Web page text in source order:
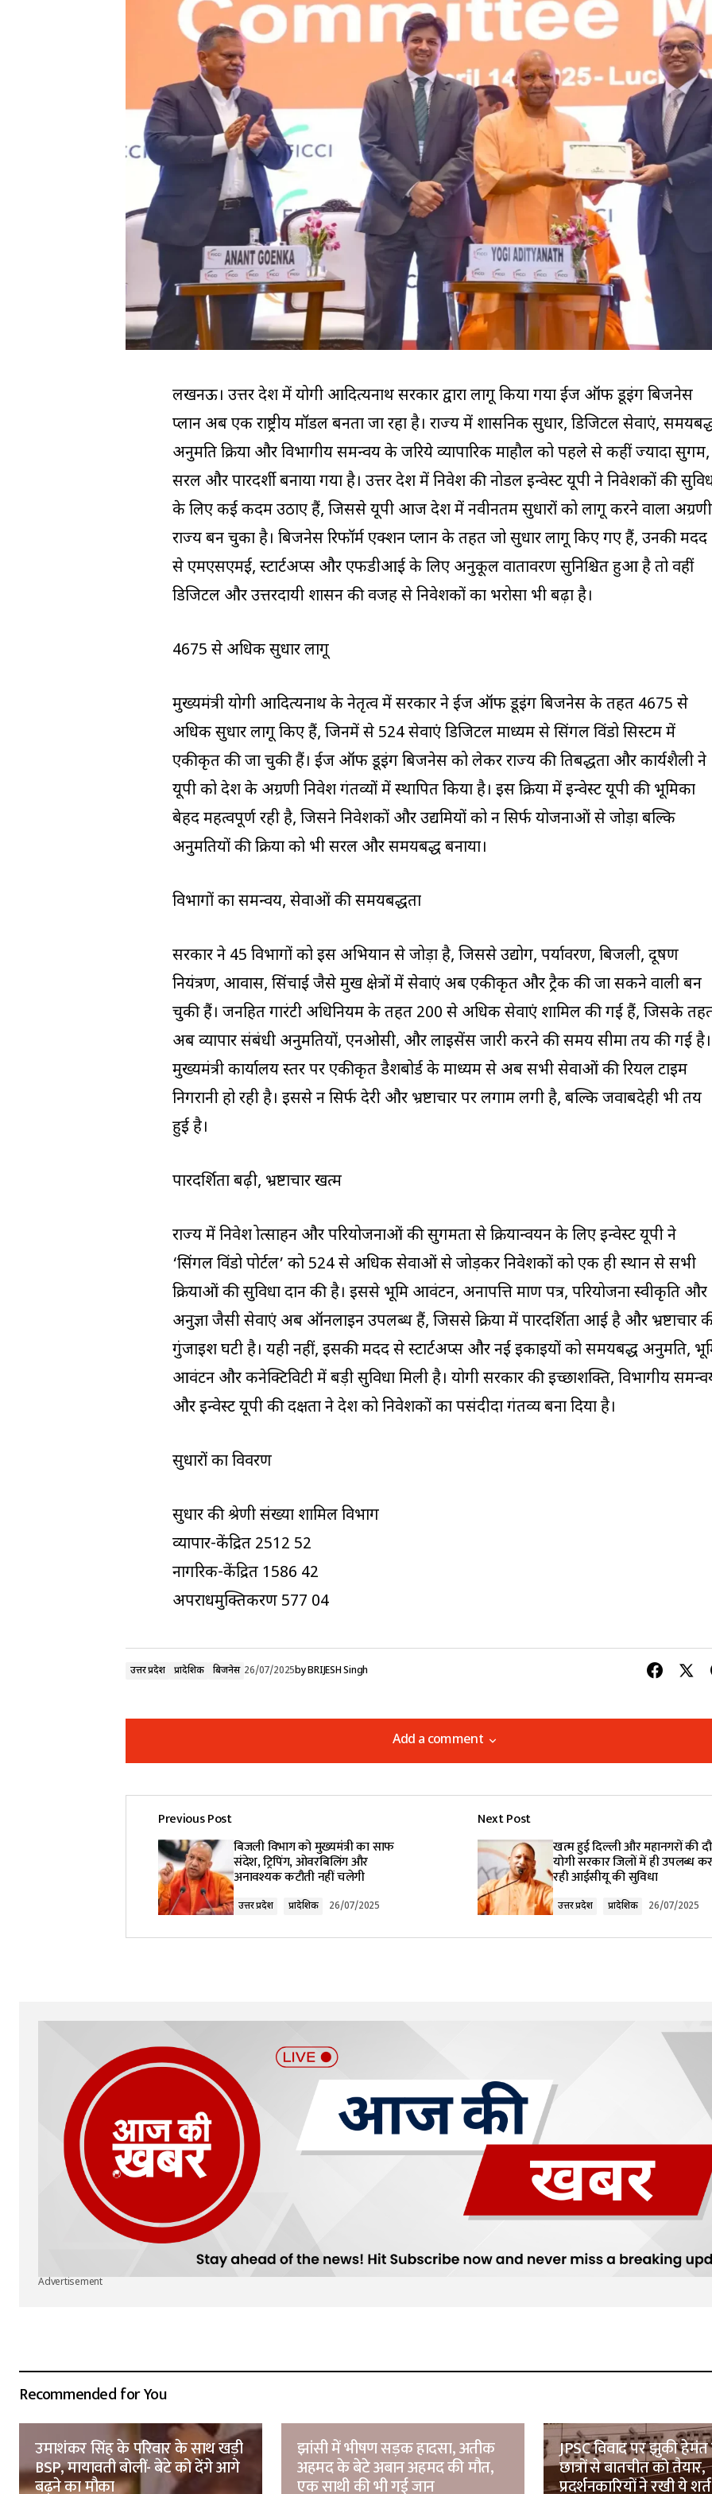
लखनऊ। उत्तर प्रदेश में योगी आदित्यनाथ सरकार द्वारा लागू किया गया ईज ऑफ डूइंग बिजनेस
प्लान अब एक राष्ट्रीय मॉडल बनता जा रहा है। राज्य में प्रशासनिक सुधार, डिजिटल सेवाएं,
अनुमति प्रक्रिया और विभागीय समन्वय के जरिये व्यापारिक माहौल को पहले से कहीं ज्यादा सुगम,
सरल और पारदर्शी बनाया गया है। उत्तर प्रदेश में निवेश की नोडल इन्वेस्ट यूपी ने निवेशकों की
के लिए कई कदम उठाए हैं, जिससे यूपी आज देश में नवीनतम सुधारों को लागू करने वाला अग्रणी
राज्य बन चुका है। बिजनेस रिफॉर्म एक्शन प्लान के तहत जो सुधार लागू किए गए हैं, उनकी मदद
से एमएसएमई, स्टार्टअप्स और एफडीआई के लिए अनुकूल वातावरण सुनिश्चित हुआ है तो वहीं
डिजिटल और उत्तरदायी प्रशासन की वजह से निवेशकों का भरोसा भी बढ़ा है।
4675 से अधिक सुधार लागू
मुख्यमंत्री योगी आदित्यनाथ के नेतृत्व में सरकार ने ईज ऑफ डूइंग बिजनेस के तहत 4675 से
अधिक सुधार लागू किए हैं, जिनमें से 524 सेवाएं डिजिटल माध्यम से सिंगल विंडो सिस्टम में
एकीकृत की जा चुकी हैं। ईज ऑफ डूइंग बिजनेस को लेकर राज्य की प्रतिबद्धता और कार्यशैली ने
यूपी को देश के अग्रणी निवेश गंतव्यों में स्थापित किया है। इस प्रक्रिया में इन्वेस्ट यूपी की भूमिका
बेहद महत्वपूर्ण रही है, जिसने निवेशकों और उद्यमियों को न सिर्फ योजनाओं से जोड़ा बल्कि
अनुमतियों की प्रक्रिया को भी सरल और समयबद्ध बनाया।
विभागों का समन्वय, सेवाओं की समयबद्धता
सरकार ने 45 विभागों को इस अभियान से जोड़ा है, जिससे उद्योग, पर्यावरण, बिजली, प्रदूषण
नियंत्रण, आवास, सिंचाई जैसे प्रमुख क्षेत्रों में सेवाएं अब एकीकृत और ट्रैक की जा सकने वाली बन
चुकी हैं। जनहित गारंटी अधिनियम के तहत 200 से अधिक सेवाएं शामिल की गई हैं, जिसके
अब व्यापार संबंधी अनुमतियों, एनओसी, और लाइसेंस जारी करने की समय सीमा तय की गई है।
मुख्यमंत्री कार्यालय स्तर पर एकीकृत डैशबोर्ड के माध्यम से अब सभी सेवाओं की रियल टाइम
निगरानी हो रही है। इससे न सिर्फ देरी और भ्रष्टाचार पर लगाम लगी है, बल्कि जवाबदेही भी तय
हुई है।
पारदर्शिता बढ़ी, भ्रष्टाचार खत्म
राज्य में निवेश प्रोत्साहन और परियोजनाओं की सुगमता से क्रियान्वयन के लिए इन्वेस्ट यूपी ने
‘सिंगल विंडो पोर्टल’ को 524 से अधिक सेवाओं से जोड़कर निवेशकों को एक ही स्थान से सभी
प्रक्रियाओं की सुविधा प्रदान की है। इससे भूमि आवंटन, अनापत्ति प्रमाण पत्र, परियोजना स्वीकृति और
अनुज्ञा जैसी सेवाएं अब ऑनलाइन उपलब्ध हैं, जिससे प्रक्रिया में पारदर्शिता आई है और भ्रष्टाचार
गुंजाइश घटी है। यही नहीं, इसकी मदद से स्टार्टअप्स और नई इकाइयों को समयबद्ध अनुमति,
आवंटन और कनेक्टिविटी में बड़ी सुविधा मिली है। योगी सरकार की इच्छाशक्ति, विभागीय
और इन्वेस्ट यूपी की दक्षता ने प्रदेश को निवेशकों का पसंदीदा गंतव्य बना दिया है।
सुधारों का विवरण
सुधार की श्रेणी संख्या शामिल विभाग
व्यापार-केंद्रित 2512 52
नागरिक-केंद्रित 1586 42
अपराधमुक्तिकरण 577 04
उत्तर प्रदेश प्रादेशिक बिजनेस 26/07/2025byBRIJESH Singh
Add a comment
Add a comment
Your email address will not be published. Required fields are marked
Comment *
Previous Post
बिजली विभाग को मुख्यमंत्री का साफ
संदेश, ट्रिपिंग, ओवरबिलिंग और
अनावश्यक कटौती नहीं चलेगी
उत्तर प्रदेश प्रादेशिक 26/07/2025
Next Post
खत्म हुई दिल्ली और महानगराें की
योगी सरकार जिलों में ही उपलब्ध
रही आईसीयू की सुविधा
उत्तर प्रदेश प्रादेशिक 26/07/2025
Advertisement
Recommended for You
उमाशंकर सिंह के परिवार के साथ खड़ी
BSP, मायावती बोलीं- बेटे को देंगे आगे
बढ़ने का मौका
झांसी में भीषण सड़क हादसा, अतीक
अहमद के बेटे अबान अहमद की मौत,
एक साथी की भी गई जान
JPSC विवाद पर झुकी
छात्रों से बातचीत को तैयार,
प्रदर्शनकारियों ने रखी ये शर्त